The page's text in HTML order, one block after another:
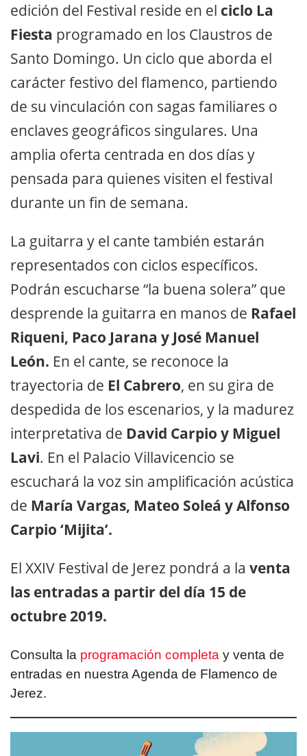
edición del Festival reside en el ciclo La
Fiesta programado en los Claustros de
Santo Domingo. Un ciclo que aborda el
carácter festivo del flamenco, partiendo
de su vinculación con sagas familiares o
enclaves geográficos singulares. Una
amplia oferta centrada en dos días y
pensada para quienes visiten el festival
durante un fin de semana.
La guitarra y el cante también estarán
representados con ciclos específicos.
Podrán escucharse “la buena solera” que
desprende la guitarra en manos de Rafael
Riqueni, Paco Jarana y José Manuel
León. En el cante, se reconoce la
trayectoria de El Cabrero, en su gira de
despedida de los escenarios, y la madurez
interpretativa de David Carpio y Miguel
Lavi. En el Palacio Villavicencio se
escuchará la voz sin amplificación acústica
de María Vargas, Mateo Soleá y Alfonso
Carpio ‘Mijita’.
El XXIV Festival de Jerez pondrá a la venta
las entradas a partir del día 15 de
octubre 2019.
Consulta la programación completa y venta de
entradas en nuestra Agenda de Flamenco de
Jerez.